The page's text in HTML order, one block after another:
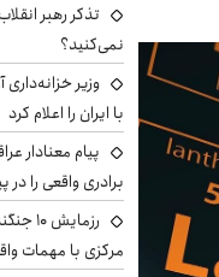
تذکر رهبر
نمی‌کنید؟
وزیر
با ایران را اعلام کرد
پیام معنادار
برادری واقعی را
مرکزی با مهمات